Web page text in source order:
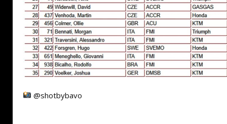
@shotbybavo